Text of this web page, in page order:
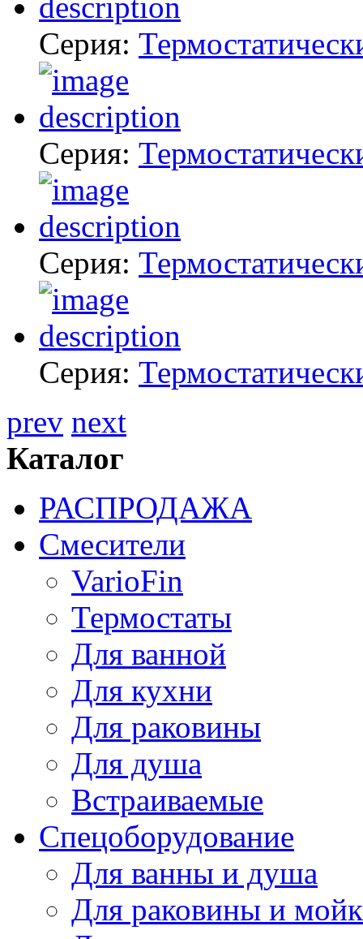
Серия:
Серия:
Серия:
Серия:
prev next
Каталог
РАСПРОДАЖА
Смесители
VarioFin
Термостаты
Для ванной
Для кухни
Для раковины
Для душа
Встраиваемые
Спецоборудование
Для ванны и душа
Для раковины и